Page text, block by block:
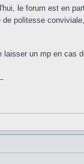
le forum est en
de politesse
laisser un mp en cas